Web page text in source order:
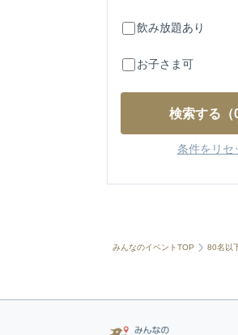
飲み放題あり
お子さま可
検索する
条件をリセ
みんなのイベントTOP 80名以